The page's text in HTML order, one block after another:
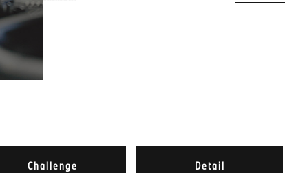
Challenge Detail